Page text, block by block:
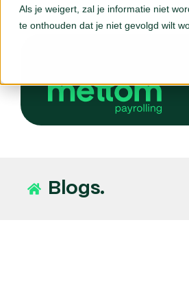
Als je weigert, zal je informatie niet
te onthouden dat je niet gevolgd wilt
Blogs.